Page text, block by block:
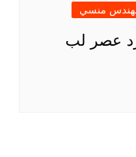
عصر لب